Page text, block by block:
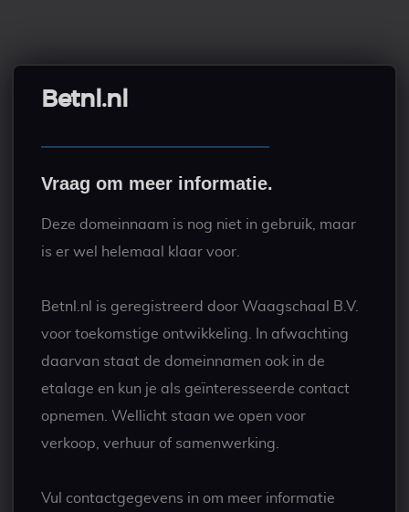
Betnl.nl
Vraag om meer informatie.
Deze domeinnaam is nog niet in gebruik, maar
is er wel helemaal klaar voor.
Betnl.nl is geregistreerd door Waagschaal B.V.
voor toekomstige ontwikkeling. In afwachting
daarvan staat de domeinnamen ook in de
etalage en kun je als geïnteresseerde contact
opnemen. Wellicht staan we open voor
verkoop, verhuur of samenwerking.
Vul contactgegevens in om meer informatie